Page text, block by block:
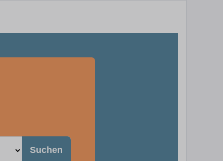
Suchen